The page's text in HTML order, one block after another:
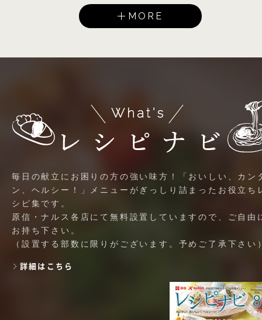
MORE
毎日の献立にお困りの方の強い味方！「おいしい、カン
ン、ヘルシー！」メニューがぎっしり詰まったお役立ち
シピ集です。
原信・ナルス各店にて無料設置していますので、ご自由
お持ち下さい。
（設置する部数に限りがございます。予めご了承下さい
詳細はこちら